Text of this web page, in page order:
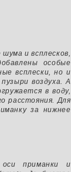
и всплесков,
особые
всплески, но и
воздуха. А
в воду,
расстояния. Для
за нижнее
оси приманки и